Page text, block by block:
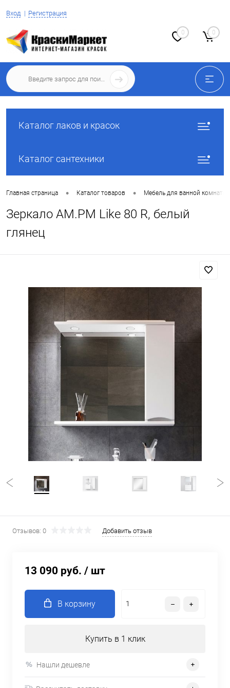
Вход Регистрация
0 0
Каталог лаков и красок
Каталог сантехники
Главная страница • Каталог товаров • Мебель для ванной комнаты
Зеркало AM.PM Like 80 R, белый
глянец
Отзывов: 0 Добавить отзыв
13 090 руб. / шт
В корзину
Купить в 1 клик
Нашли дешевле